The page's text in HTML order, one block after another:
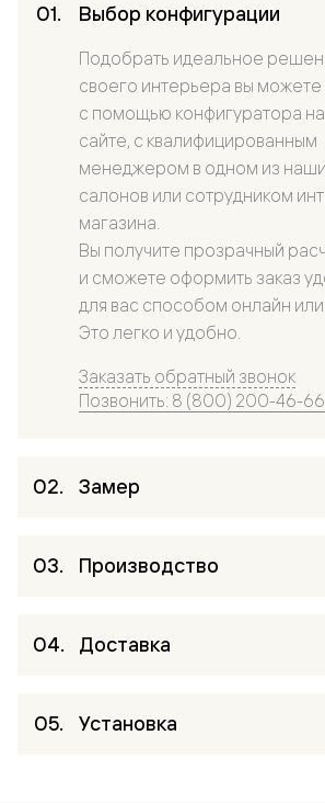
Выбор конфигурации
Подобрать идеальное
своего интерьера вы можете
с помощью конфигуратора
сайте, с квалифицированным
менеджером в одном из
салонов или сотрудником
магазина.
Вы получите прозрачный
и сможете оформить заказ
для вас способом онлайн
Это легко и удобно.
Заказать обратный звонок
Позвонить: 8 (800) 200-46-66
Замер
Производство
Доставка
Установка